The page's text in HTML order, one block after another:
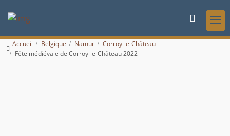
Accueil Belgique Namur
Corroy-le-Château
Fête médiévale de Corroy-le-Château 2022